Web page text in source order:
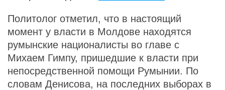
Политолог отметил, что в настоящий
момент у власти в Молдове находятся
румынские националисты во главе с
Михаем Гимпу, пришедшие к власти при
непосредственной помощи Румынии. По
словам Денисова, на последних выборах в